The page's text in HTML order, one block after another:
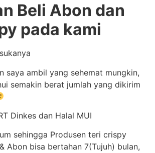
Beli Abon dan
pada kami
saya ambil yang sehemat mungkin,
semakin berat jumlah yang dikirim
Dinkes dan Halal MUI
sehingga Produsen teri crispy
Abon bisa bertahan 7(Tujuh) bulan,